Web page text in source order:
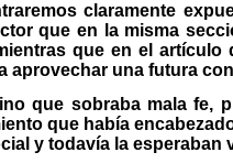
claramente
que en la misma
que en el
aprovechar una futura
que sobraba mala
que había
y todavía la esperaban